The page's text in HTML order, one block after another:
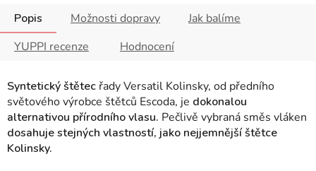
Popis Možnosti dopravy
Jak balíme
YUPPI recenze
Hodnocení
Syntetický štětec řady Versatil Kolinsky, od předního
světového výrobce štětců Escoda, je dokonalou
alternativou přírodního vlasu. Pečlivě vybraná směs vláken
dosahuje stejných vlastností, jako nejjemnější štětce
Kolinsky.